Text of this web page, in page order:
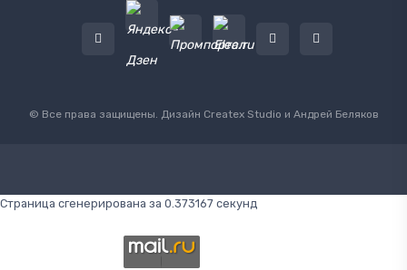
© Все права защищены. Дизайн Createx Studio и Андрей Беляков
Страница сгенерирована за 0.373167 секунд